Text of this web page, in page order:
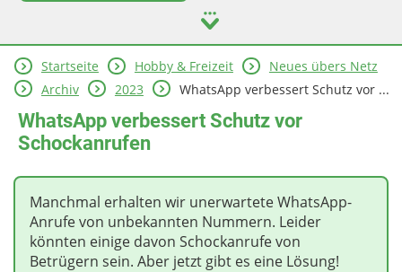
Spiel & Spaß
Mitreden & Mitmachen
Startseite Hobby & Freizeit
Neues übers Netz
Archiv
2023 WhatsApp verbessert Schutz vor ...
WhatsApp verbessert Schutz vor
Schockanrufen
Manchmal erhalten wir unerwartete WhatsApp-
Anrufe von unbekannten Nummern. Leider
könnten einige davon Schockanrufe von
Betrügern sein. Aber jetzt gibt es eine Lösung!